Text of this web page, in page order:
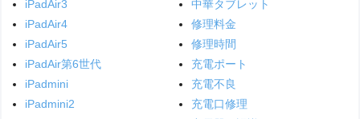
iPadAir3
iPadAir4
iPadAir5
iPadAir第6世代
iPadmini
iPadmini2
中華タブレット
修理料金
修理時間
充電ポート
充電不良
充電口修理